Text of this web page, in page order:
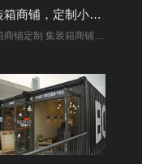
成都集装箱商铺，定制小卖部，移动商铺
成都集装箱商铺定制 集装箱商铺位置：成都市凯德广场 集装箱商铺大小：集装箱商铺一搬按照客户需求定制，图中尺寸2.46m*4m. 集装箱商铺主要材质：底盘..